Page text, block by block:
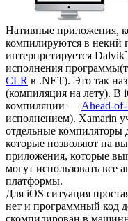
Нативные приложения,
компилируются в некий
интерпретируется
исполнения
CLR в .NET). Это так
(компиляция на лету). В
компиляции — Ahead-
исполнением). Xamarin
отдельные компиляторы
которые позволяют на
приложения, которые
могут использовать все
платформы.
Для iOS ситуация
нет и программный код
скомпилирован в